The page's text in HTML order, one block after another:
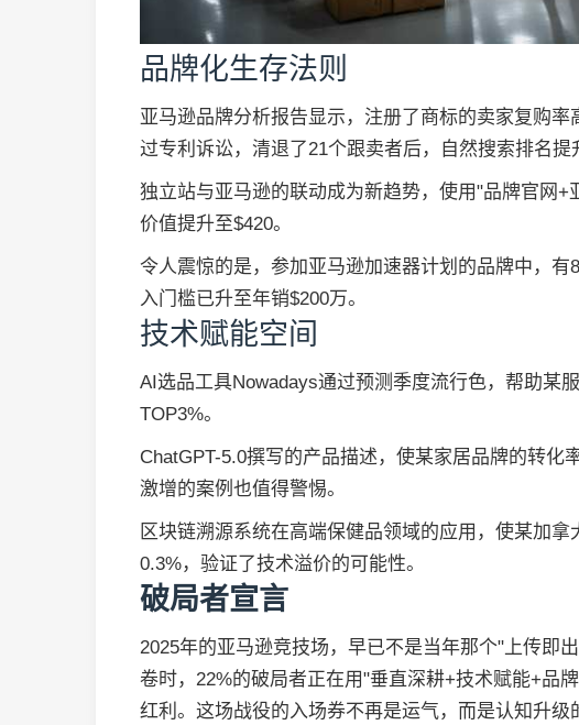
品牌化生存法则
亚马逊品牌分析报告显示，注册了商标的卖家复购
过专利诉讼，清退了21个跟卖者后，自然搜索排名提
独立站与亚马逊的联动成为新趋势，使用"品牌官网
价值提升至$420。
令人震惊的是，参加亚马逊加速器计划的品牌中，
入门槛已升至年销$200万。
技术赋能空间
AI选品工具Nowadays通过预测季度流行色，帮助某
TOP3%。
ChatGPT-5.0撰写的产品描述，使某家居品牌的转化
激增的案例也值得警惕。
区块链溯源系统在高端保健品领域的应用，使某加
0.3%，验证了技术溢价的可能性。
破局者宣言
2025年的亚马逊竞技场，早已不是当年那个"上传即
卷时，22%的破局者正在用"垂直深耕+技术赋能+品
红利。这场战役的入场券不再是运气，而是认知升